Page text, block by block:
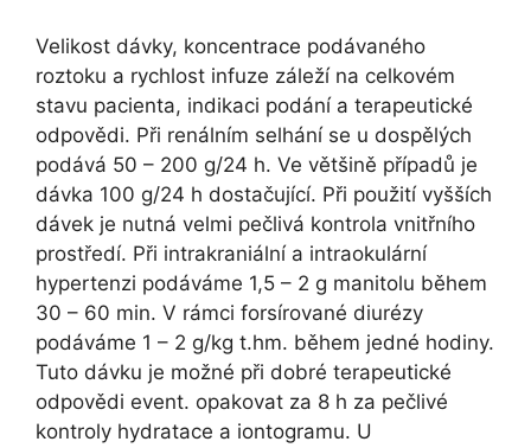
Velikost dávky, koncentrace podávaného
roztoku a rychlost infuze záleží na celkovém
stavu pacienta, indikaci podání a terapeutické
odpovědi. Při renálním selhání se u dospělých
podává 50 – 200 g/24 h. Ve většině případů je
dávka 100 g/24 h dostačující. Při použití vyšších
dávek je nutná velmi pečlivá kontrola vnitřního
prostředí. Při intrakraniální a intraokulární
hypertenzi podáváme 1,5 – 2 g manitolu během
30 – 60 min. V rámci forsírované diurézy
podáváme 1 – 2 g/kg t.hm. během jedné hodiny.
Tuto dávku je možné při dobré terapeutické
odpovědi event. opakovat za 8 h za pečlivé
kontroly hydratace a iontogramu. U